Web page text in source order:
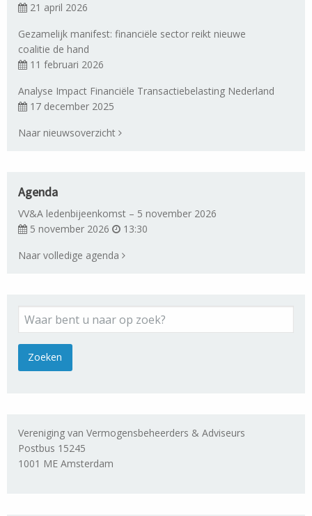
21 april 2026
Gezamelijk manifest: financiële sector reikt nieuwe
coalitie de hand
11 februari 2026
Analyse Impact Financiële Transactiebelasting Nederland
17 december 2025
Naar nieuwsoverzicht
Agenda
VV&A ledenbijeenkomst – 5 november 2026
5 november 2026
13:30
Naar volledige agenda
Vereniging van Vermogensbeheerders & Adviseurs
Postbus 15245
1001 ME Amsterdam